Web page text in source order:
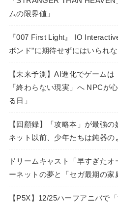
ムの限界値」
『007 First Light』 IO
ボンド”に期待せずにはいられ
【未来予測】AI進化でゲーム
「終わらない現実」へ NPCが
る日」
【回顧録】「攻略本」が最強
ネット以前、少年たちは鈍器の
ドリームキャスト「早すぎた
ーネットの夢と「セガ最期の
【P5X】12/25ハーフアニバで